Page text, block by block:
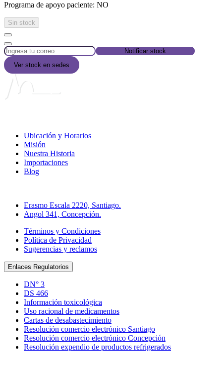
Programa de apoyo paciente: NO
Sin stock
Notificar stock
Ver stock en sedes
Ubicación y Horarios
Misión
Nuestra Historia
Importaciones
Blog
Erasmo Escala 2220, Santiago.
Angol 341, Concepción.
Términos y Condiciones
Política de Privacidad
Sugerencias y reclamos
Enlaces Regulatorios
DN° 3
DS 466
Información toxicológica
Uso racional de medicamentos
Cartas de desabastecimiento
Resolución comercio electrónico Santiago
Resolución comercio electrónico Concepción
Resolución expendio de productos refrigerados